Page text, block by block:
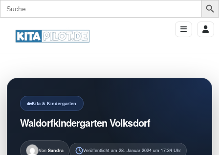
Search
for:
Kita & Kindergarten
Waldorfkindergarten Volksdorf
Von Sandra Veröffentlicht am 28. Januar 2024 um 17:34 Uhr